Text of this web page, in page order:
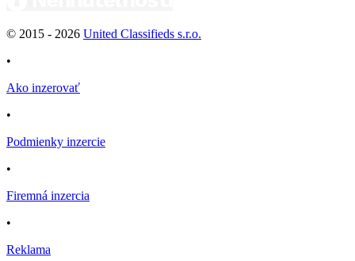
© 2015 - 2026 United Classifieds s.r.o.
•
Ako inzerovať
•
Podmienky inzercie
•
Firemná inzercia
•
Reklama